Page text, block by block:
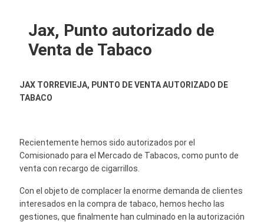
Jax, Punto autorizado de
Venta de Tabaco
JAX TORREVIEJA, PUNTO DE VENTA AUTORIZADO DE
TABACO
Recientemente hemos sido autorizados por el
Comisionado para el Mercado de Tabacos, como punto de
venta con recargo de cigarrillos.
Con el objeto de complacer la enorme demanda de clientes
interesados en la compra de tabaco, hemos hecho las
gestiones, que finalmente han culminado en la autorización